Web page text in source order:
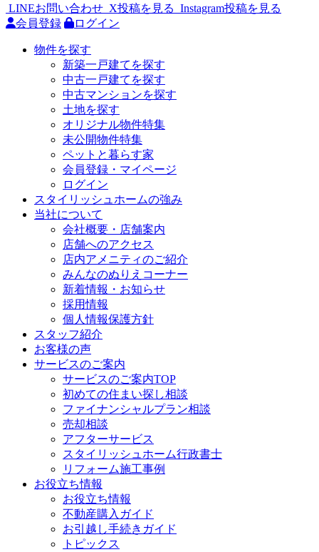
LINEお問い合わせ X投稿を見る Instagram投稿を見る
会員登録
ログイン
物件を探す
新築一戸建てを探す
中古一戸建てを探す
中古マンションを探す
土地を探す
オリジナル物件特集
未公開物件特集
ペットと暮らす家
会員登録・マイページ
ログイン
スタイリッシュホームの強み
当社について
会社概要・店舗案内
店舗へのアクセス
店内アメニティのご紹介
みんなのぬりえコーナー
新着情報・お知らせ
採用情報
個人情報保護方針
スタッフ紹介
お客様の声
サービスのご案内
サービスのご案内TOP
初めての住まい探し相談
ファイナンシャルプラン相談
売却相談
アフターサービス
スタイリッシュホーム行政書士
リフォーム施工事例
お役立ち情報
お役立ち情報
不動産購入ガイド
お引越し手続きガイド
トピックス